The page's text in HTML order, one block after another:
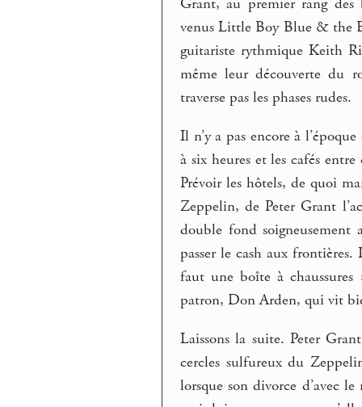
Grant, au premier rang
venus Little Boy Blue & the
guitariste rythmique Keith
même leur découverte du
traverse pas les phases rudes.
Il n’y a pas encore à
à six heures et les cafés
Prévoir les hôtels, de quoi
Zeppelin, de Peter Grant
double fond soigneusement
passer le cash aux
faut une boîte à
patron, Don Arden, qui vit
Laissons la suite. Peter
cercles sulfureux du
lorsque son divorce d’avec